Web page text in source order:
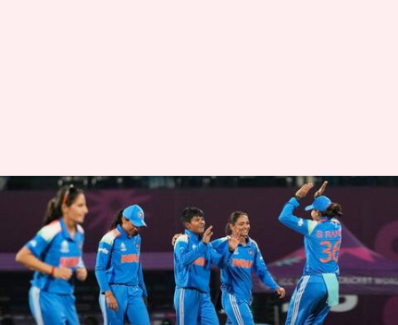
பெண்கள் உலகக்
கோப்பையில்
நியூசிலாந்தை வீழ்த்தி
அரையிறுதிக்கு இந்தியா
தகுதி